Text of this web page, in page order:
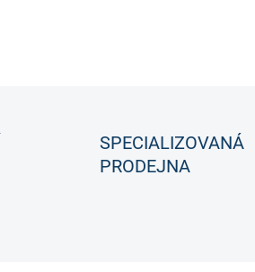
SPECIALIZOVANÁ
PRODEJNA